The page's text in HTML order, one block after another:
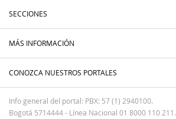
SECCIONES
MÁS INFORMACIÓN
CONOZCA NUESTROS PORTALES
Info general del portal: PBX: 57 (1) 2940100.
Bogotá 5714444 - Línea Nacional 01 8000 110 211.